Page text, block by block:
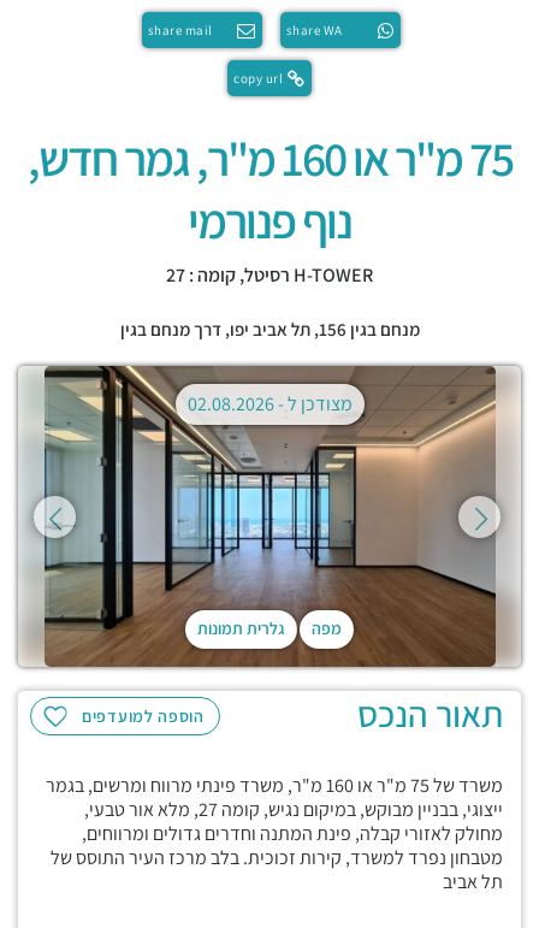
share WA
share mail
copy url
75 מ"ר או 160 מ"ר, גמר חדש,
נוף פנורמי
H-TOWER רסיטל, קומה : 27
מנחם בגין 156, תל אביב יפו,דרך מנחם בגין
מפה גלרית תמונות
מצודכן ל -02.08.2026
הוספה למועדפים תאור הנכס
משרד של 75 מ"ר או 160 מ"ר, משרד פינתי מרווח ומרשים, בגמר
ייצוגי, בבניין מבוקש, במיקום נגיש, קומה 27, מלא אור טבעי,
מחולק לאזורי קבלה, פינת המתנה וחדרים גדולים ומרווחים,
מטבחון נפרד למשרד, קירות זכוכית. בלב מרכז העיר התוסס של
תל אביב